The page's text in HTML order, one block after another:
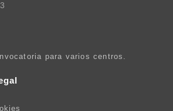
para varios centros.